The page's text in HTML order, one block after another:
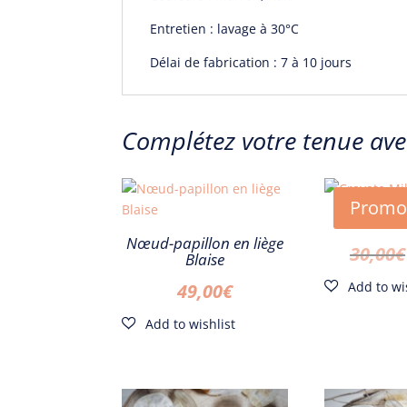
Entretien : lavage à 30°C
Délai de fabrication : 7 à 10 jours
Complétez votre tenue
Nœud-papillon en liège
Blaise
49,00€
30,00€